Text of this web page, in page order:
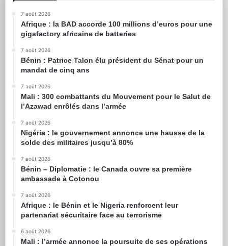
7 août 2026
Afrique : la BAD accorde 100 millions d’euros pour une
gigafactory africaine de batteries
7 août 2026
Bénin : Patrice Talon élu président du Sénat pour un
mandat de cinq ans
7 août 2026
Mali : 300 combattants du Mouvement pour le Salut de
l’Azawad enrôlés dans l’armée
7 août 2026
Nigéria : le gouvernement annonce une hausse de la
solde des militaires jusqu’à 80%
7 août 2026
Bénin – Diplomatie : le Canada ouvre sa première
ambassade à Cotonou
7 août 2026
Afrique : le Bénin et le Nigeria renforcent leur
partenariat sécuritaire face au terrorisme
6 août 2026
Mali : l’armée annonce la poursuite de ses opérations